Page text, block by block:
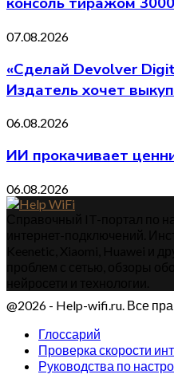
07.08.2026
«Сделай Devolver
Издатель хочет
06.08.2026
ИИ прокачивает
06.08.2026
@2026 - Help-wifi.ru. Все
Глоссарий
Проверка скорости
Руководства по